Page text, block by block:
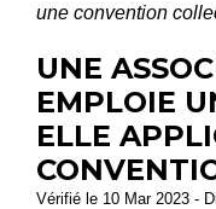
une convention
UNE
EMPLOIE
ELLE
Vérifié le 10 Mar 2023 -